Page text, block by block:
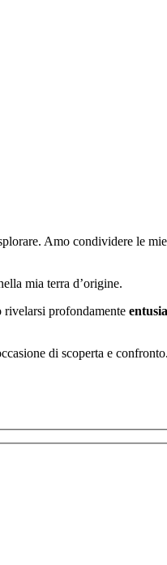
Amo condividere le
mia terra d’origine.
rivelarsi profondamente
di scoperta e confronto.